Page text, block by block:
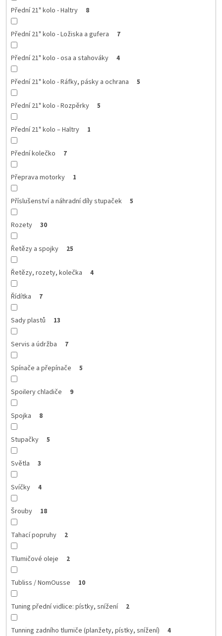
Přední 21" kolo - Haltry 8
Přední 21" kolo - Ložiska a gufera 7
Přední 21" kolo - osa a stahováky 4
Přední 21" kolo - Ráfky, pásky a ochrana 5
Přední 21" kolo - Rozpěrky 5
Přední 21" kolo – Haltry 1
Přední kolečko 7
Přeprava motorky 1
Příslušenství a náhradní díly stupaček 5
Rozety 30
Řetězy a spojky 25
Řetězy, rozety, kolečka 4
Řídítka 7
Sady plastů 13
Servis a údržba 7
Spínače a přepínače 5
Spoilery chladiče 9
Spojka 8
Stupačky 5
Světla 3
Svíčky 4
Šrouby 18
Tahací popruhy 2
Tlumičové oleje 2
Tubliss / NomOusse 10
Tuning přední vidlice: pístky, snížení 2
Tunning zadního tlumiče (planžety, pístky, snížení) 4